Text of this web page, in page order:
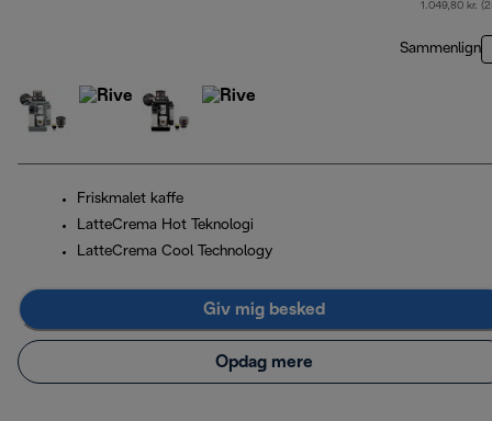
1.049,80 kr.
Sammenlign
Friskmalet kaffe
LatteCrema Hot Teknologi
LatteCrema Cool Technology
Giv mig besked
Opdag mere